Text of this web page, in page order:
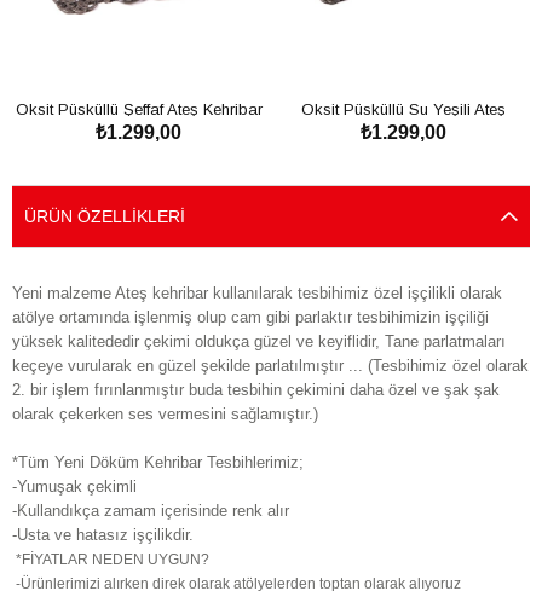
Oksit Püsküllü Şeffaf Ateş Kehribar
Tesbih
₺1.299,00
Oksit Püsküllü Su Yeşili Ateş
Kehribar Tesbih
₺1.299,00
ÜRÜN ÖZELLIKLERI
Yeni malzeme Ateş kehribar kullanılarak tesbihimiz özel işçilikli olarak
atölye ortamında işlenmiş olup cam gibi parlaktır tesbihimizin işçiliği
yüksek kalitededir çekimi oldukça güzel ve keyiflidir, Tane parlatmaları
keçeye vurularak en güzel şekilde parlatılmıştır ... (Tesbihimiz özel olarak
2. bir işlem fırınlanmıştır buda tesbihin çekimini daha özel ve şak şak
olarak çekerken ses vermesini sağlamıştır.)
*Tüm Yeni Döküm Kehribar Tesbihlerimiz;
-Yumuşak çekimli
-Kullandıkça zamam içerisinde renk alır
-Usta ve hatasız işçilikdir.
*FİYATLAR NEDEN UYGUN?
-Ürünlerimizi alırken direk olarak atölyelerden toptan olarak alıyoruz